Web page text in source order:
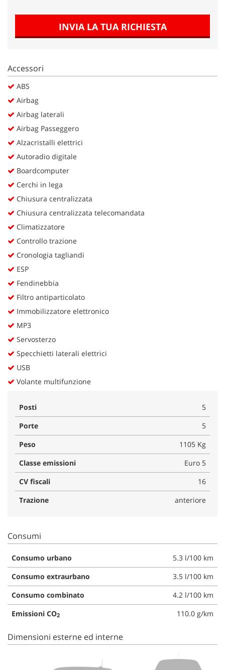
INVIA LA TUA RICHIESTA
Accessori
ABS
Airbag
Airbag laterali
Airbag Passeggero
Alzacristalli elettrici
Autoradio digitale
Boardcomputer
Cerchi in lega
Chiusura centralizzata
Chiusura centralizzata telecomandata
Climatizzatore
Controllo trazione
Cronologia tagliandi
ESP
Fendinebbia
Filtro antiparticolato
Immobilizzatore elettronico
MP3
Servosterzo
Specchietti laterali elettrici
USB
Volante multifunzione
Posti
5
Porte
5
Peso
1105 Kg
Classe emissioni
Euro 5
CV fiscali
16
Trazione
anteriore
Consumi
Consumo urbano
5.3 l/100 km
Consumo extraurbano
3.5 l/100 km
Consumo combinato
4.2 l/100 km
Emissioni CO2 110.0 g/km
Dimensioni esterne ed interne
impostazioni